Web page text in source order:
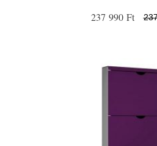
237 990 Ft